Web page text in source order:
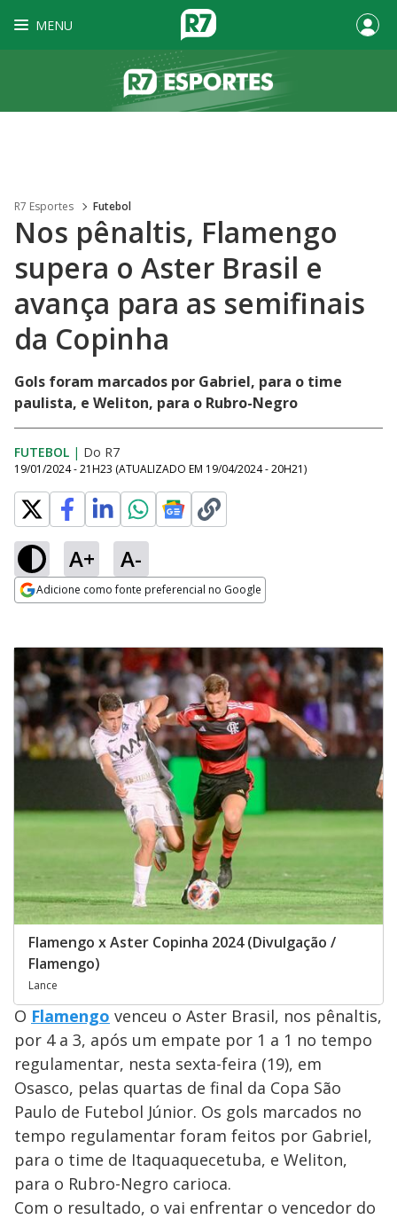
MENU
R7 Esportes Futebol
Nos pênaltis, Flamengo
supera o Aster Brasil e
avança para as semifinais
da Copinha
Gols foram marcados por Gabriel, para o time
paulista, e Weliton, para o Rubro-Negro
FUTEBOL | Do R7
19/01/2024 - 21H23 (ATUALIZADO EM 19/04/2024 - 20H21)
A+ A-
Adicione como fonte preferencial no Google
Flamengo x Aster Copinha 2024 (Divulgação /
Flamengo)
Lance
O Flamengo venceu o Aster Brasil, nos pênaltis,
por 4 a 3, após um empate por 1 a 1 no tempo
regulamentar, nesta sexta-feira (19), em
Osasco, pelas quartas de final da Copa São
Paulo de Futebol Júnior. Os gols marcados no
tempo regulamentar foram feitos por Gabriel,
para o time de Itaquaquecetuba, e Weliton,
para o Rubro-Negro carioca.
Com o resultado, o vai enfrentar o vencedor do